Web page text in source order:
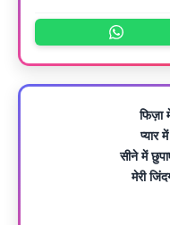
फिज़ा
प्यार
सीने में
मेरी